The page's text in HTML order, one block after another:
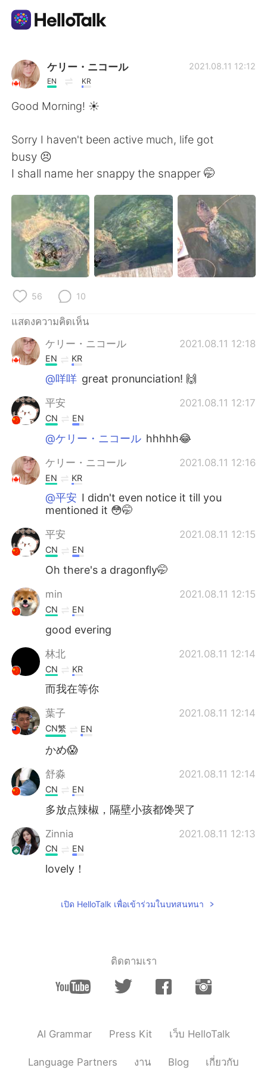
แอปแลกเปลี่ยนทางภาษา
AI Grammar Checker
English 简体中文
繁體中文 Español
العربية Français
Deutsch 日本語
한국어
Türkçe
ケリー・ニコール
EN KR
2021.08.11 12:12
Good Morning! ☀️
Sorry I haven't been active much, life got
busy 😣
I shall name her snappy the snapper 🤭
56 10
แสดงความคิดเห็น
ケリー・ニコール
2021.08.11 12:18
EN KR
@咩咩 great pronunciation! 🙌
平安 2021.08.11 12:17
CN EN
@ケリー・ニコール hhhhh😂
ケリー・ニコール 2021.08.11 12:16
EN KR
@平安 I didn't even notice it till you
mentioned it 😳🤭
平安 2021.08.11 12:15
CN EN
Oh there's a dragonfly🤭
min 2021.08.11 12:15
CN EN
good evering
林北 2021.08.11 12:14
CN KR
而我在等你
葉子 2021.08.11 12:14
CN繁 EN
かめ😱
舒淼 2021.08.11 12:14
CN EN
多放点辣椒，隔壁小孩都馋哭了
Zinnia 2021.08.11 12:13
CN EN
lovely！
EN
เปิด HelloTalk เพื่อเข้าร่วมในบทสนทนา
ติดตามเรา
AI Grammar Press Kit เว็บ HelloTalk
Language Partners งาน Blog เกี่ยวกับ